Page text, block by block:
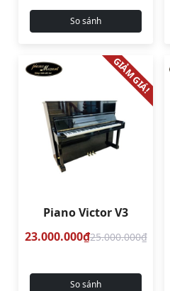
So sánh
GIẢM GIÁ!
Piano Victor V3
23.000.000₫25.000.000₫
So sánh